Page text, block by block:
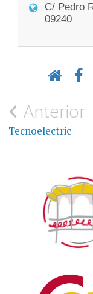
C/ Pedro
09240
de
Anterior
Tecnoelectric